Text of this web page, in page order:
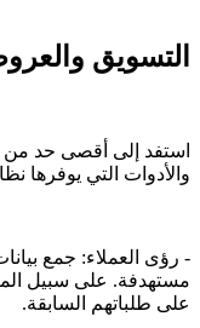
التسويق
استفد إلى أقصى حد من
والأدوات التي يوفرها
- رؤى العملاء: جمع
مستهدفة. على سبيل
على طلباتهم السابقة.